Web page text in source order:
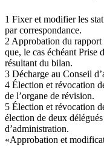
1 Fixer et modifier les
par correspondance.
2 Approbation du rapport
que, le cas échéant Prise
résultant du bilan.
3 Décharge au Conseil
4 Élection et révocation
de l’organe de révision.
5 Élection et révocation
élection de deux
d’administration.
«Approbation et